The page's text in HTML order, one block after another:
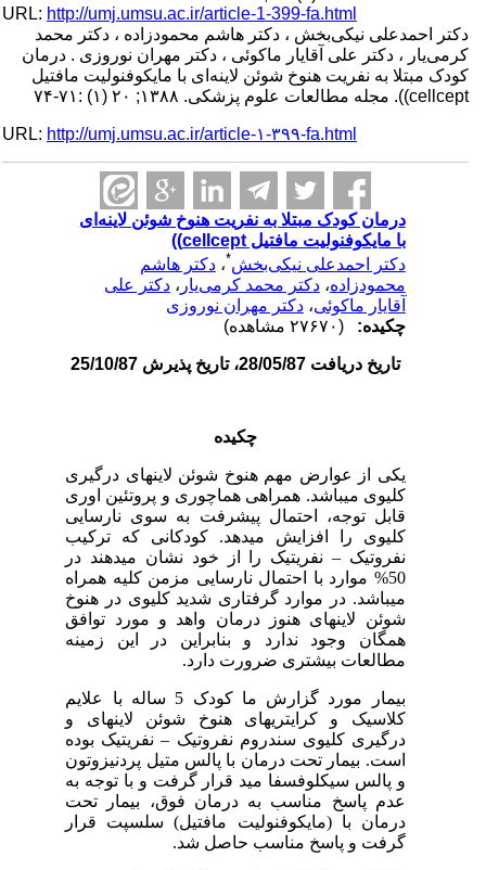
URL:http://umj.umsu.ac.ir/article-1-399-fa.html
دکتر احمدعلی نیکی‌بخش ، دکتر هاشم محمودزاده ، دکتر محمد
کرمی‌یار ، دکتر علی آقایار ماکوئی ، دکتر مهران نوروزی . درمان
کودک مبتلا به نفریت هنوخ شوئن لاینه‌ای با مایکوفنولیت مافتیل
cellcept)). مجله مطالعات علوم پزشکی. ۱۳۸۸; ۲۰ (۱) :۷۱-۷۴
URL:http://umj.umsu.ac.ir/article-۱-۳۹۹-fa.html
درمان کودک مبتلا به نفریت هنوخ شوئن لاینه‌ای
با مایکوفنولیت مافتیل cellcept))
دکتر احمدعلی نیکی‌بخش* ،دکتر هاشم
محمودزاده،دکتر محمد کرمی‌یار، دکتر علی
آقایار ماکوئی،دکتر مهران نوروزی
چکیده:
تاریخ دریافت 28/05/87، تاریخ پذیرش 25/10/87
چکیده
یکی از عوارض مهم هنوخ شوئن لاینه­ای درگیری
کلیویمی­باشد. همراهی هماچوری و پروتئین اوری
قابل توجه، احتمال پیشرفت به سوی نارسایی
کلیوی را افزایش می­دهد. کودکانی که ترکیب
نفروتیک – نفریتیک را از خود نشان می­دهند در
50% موارد با احتمال نارسایی مزمن کلیه همراه
می­باشد. در موارد گرفتاری شدید کلیوی در هنوخ
شوئن لاینه­ای هنوز درمان واهد و مورد توافق
همگان وجود ندارد و بنابراین در این زمینه
مطالعات بیشتری ضرورت دارد.
بیمار مورد گزارش ما کودک 5 ساله با علایم
کلاسیک و کرایتری­های هنوخ شوئن لاینه­ای و
درگیری کلیوی سندروم نفروتیک – نفریتیک بوده
است. بیمار تحت درمان با پالس متیل پردنیزوتون
و پالس سیکلوفسفا مید قرار گرفت و با توجه به
عدم پاسخ مناسب به درمان فوق، بیمار تحت
درمان با (مایکوفنولیت مافتیل) سلسپت قرار
گرفت و پاسخ مناسب حاصل شد.